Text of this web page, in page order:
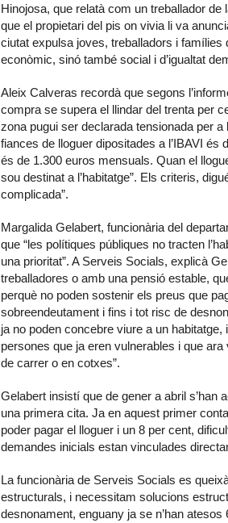
Hinojosa, que relatà com un treballador de
que el propietari del pis on vivia li va
ciutat expulsa joves, treballadors i
econòmic, sinó també social i d’igualtat
Aleix Calveras recordà que segons
compra se supera el llindar del trenta per
zona pugui ser declarada tensionada per
fiances de lloguer dipositades a l’IBAVI
és de 1.300 euros mensuals. Quan el
sou destinat a l’habitatge”. Els criteris,
complicada”.
Margalida Gelabert, funcionària del
que “les polítiques públiques no tracten
una prioritat”. A Serveis Socials, explicà
treballadores o amb una pensió estable,
perquè no poden sostenir els preus que
sobreendeutament i fins i tot risc de
ja no poden concebre viure a un
persones que ja eren vulnerables i que
de carrer o en cotxes”.
Gelabert insistí que de gener a abril
una primera cita. Ja en aquest primer
poder pagar el lloguer i un 8 per cent,
demandes inicials estan vinculades
La funcionària de Serveis Socials es
estructurals, i necessitam solucions
desnonament, enguany ja se n’han